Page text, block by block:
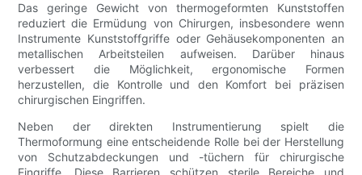
Das geringe Gewicht von thermogeformten Kunststoffen
reduziert die Ermüdung von Chirurgen, insbesondere wenn
Instrumente Kunststoffgriffe oder Gehäusekomponenten an
metallischen Arbeitsteilen aufweisen. Darüber hinaus
verbessert die Möglichkeit, ergonomische Formen
herzustellen, die Kontrolle und den Komfort bei präzisen
chirurgischen Eingriffen.
Neben der direkten Instrumentierung spielt die
Thermoformung eine entscheidende Rolle bei der Herstellung
von Schutzabdeckungen und -tüchern für chirurgische